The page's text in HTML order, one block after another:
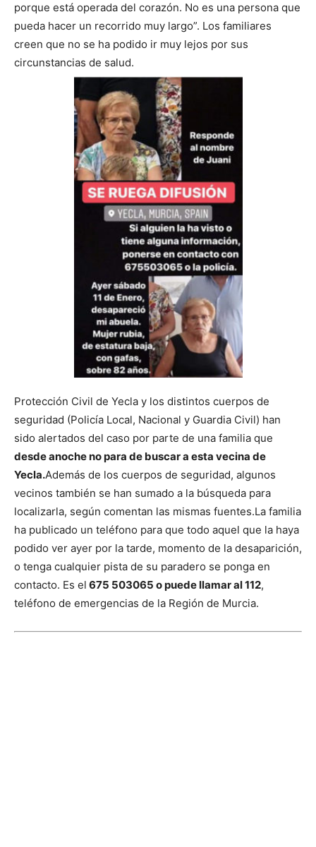
porque está operada del corazón. No es una persona que
pueda hacer un recorrido muy largo”. Los familiares
creen que no se ha podido ir muy lejos por sus
circunstancias de salud.
Protección Civil de Yecla y los distintos cuerpos de
seguridad (Policía Local, Nacional y Guardia Civil) han
sido alertados del caso por parte de una familia que
desde anoche no para de buscar a esta vecina de
Yecla.Además de los cuerpos de seguridad, algunos
vecinos también se han sumado a la búsqueda para
localizarla, según comentan las mismas fuentes.La familia
ha publicado un teléfono para que todo aquel que la haya
podido ver ayer por la tarde, momento de la desaparición,
o tenga cualquier pista de su paradero se ponga en
contacto. Es el 675 503065 o puede llamar al 112,
teléfono de emergencias de la Región de Murcia.